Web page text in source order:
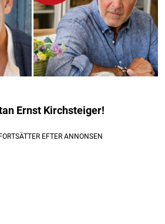
Ernst Kirchsteiger!